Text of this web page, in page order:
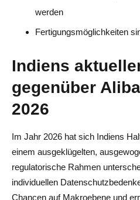
werden
Fertigungsmöglichkeiten
Indiens
gegenüber
2026
Im Jahr 2026 hat sich Indiens
einem ausgeklügelten,
regulatorische Rahmen
individuellen
Chancen auf Makroebene und